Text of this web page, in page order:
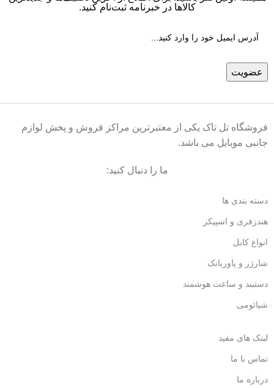
کالاها در خبرنامه ثبت‌نام کنید.
فروشگاه تل تاک یکی از معتبرترین مراکز فروش و پخش لوازم
جانبی موبایل می باشد.
ما را دنبال کنید:
دسته بندی ها
هندزفری و اسپیکر
انواع کابل
شارژر و پاوربانک
دستبند و ساعت هوشمند
شیائومی
لینک های مفید
تماس با ما
درباره ما